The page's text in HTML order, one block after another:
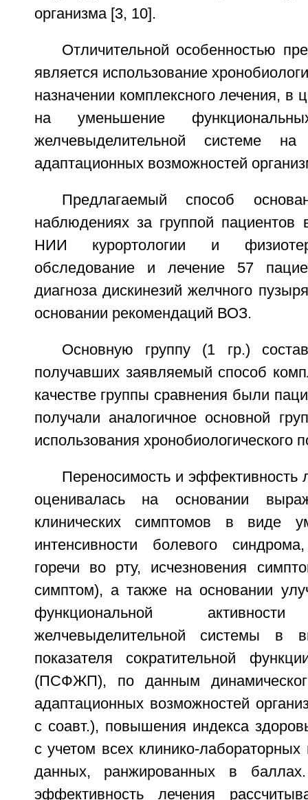
организма [3, 10].
Отличительной особенностью
является использование
назначении комплексного лечения, в
на уменьшение
желчевыделительной системе
адаптационных возможностей
Предлагаемый способ
наблюдениях за группой пациентов
НИИ курортологии и
обследование и лечение 57
диагноза дискинезий желчного
основании рекомендаций ВОЗ.
Основную группу (1 гр.)
получавших заявляемый способ
качестве группы сравнения были
получали аналогичное основной
использования хронобиологического
Переносимость и эффективность
оценивалась на основании
клинических симптомов в виде
интенсивности болевого
горечи во рту, исчезновения
симптом), а также на основании
функциональной
желчевыделительной системы в
показателя сократительной
(ПСФЖП), по данным
адаптационных возможностей
с соавт.), повышения индекса
с учетом всех клинико-
данных, ранжированных в баллах.
эффективность лечения